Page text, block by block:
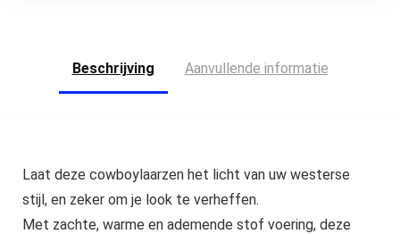
Beschrijving Aanvullende informatie
Laat deze cowboylaarzen het licht van uw westerse
stijl, en zeker om je look te verheffen.
Met zachte, warme en ademende stof voering, deze